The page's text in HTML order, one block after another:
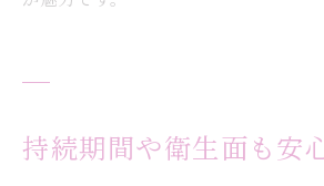
持続期間や衛生面も安